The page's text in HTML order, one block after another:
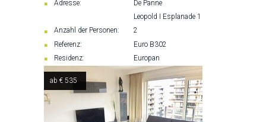
Adresse:
De Panne
Leopold I Esplanade 1
Anzahl der Personen:
2
Referenz:
Euro B302
Residenz:
Europan
ab € 535